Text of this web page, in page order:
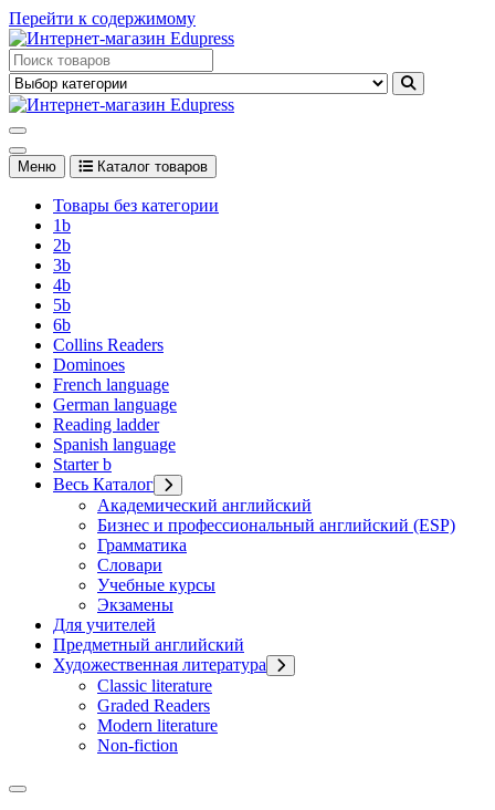
Перейти к содержимому
Edupress Uzbekistan, Edupress Узбекистан, книги, учебники на
английском языке
английском языке
Меню Каталог товаров
Товары без категории
1b
2b
3b
4b
5b
6b
Collins Readers
Dominoes
French language
German language
Reading ladder
Spanish language
Starter b
Весь Каталог
Академический английский
Бизнес и профессиональный английский (ESP)
Грамматика
Словари
Учебные курсы
Экзамены
Для учителей
Предметный английский
Художественная литература
Classic literature
Graded Readers
Modern literature
Non-fiction